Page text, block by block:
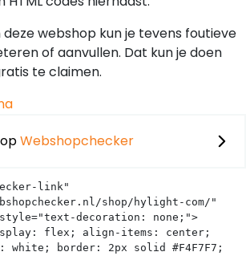
webshop kun je tevens foutieve
of aanvullen. Dat kun je doen
te claimen.
Webshopchecker
link"
shop/hylight-com/"
decoration: none;">
white; border: 2px solid #F4F7F7;